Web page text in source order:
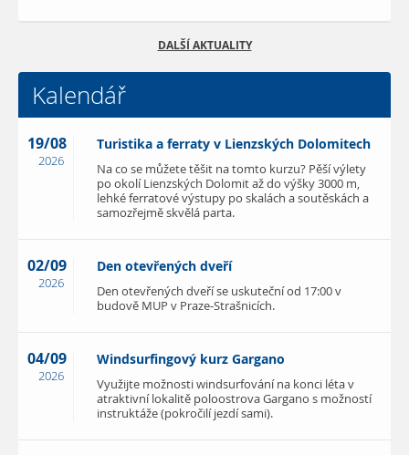
DALŠÍ AKTUALITY
Kalendář
19/08
2026
Turistika a ferraty v Lienzských Dolomitech
Na co se můžete těšit na tomto kurzu? Pěší výlety
po okolí Lienzských Dolomit až do výšky 3000 m,
lehké ferratové výstupy po skalách a soutěskách a
samozřejmě skvělá parta.
02/09
2026
Den otevřených dveří
Den otevřených dveří se uskuteční od 17:00 v
budově MUP v Praze-Strašnicích.
04/09
2026
Windsurfingový kurz Gargano
Využijte možnosti windsurfování na konci léta v
atraktivní lokalitě poloostrova Gargano s možností
instruktáže (pokročilí jezdí sami).